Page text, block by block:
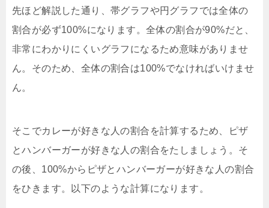
先ほど解説した通り、帯グラフや円グラフでは全体の
割合が必ず100%になります。全体の割合が90%だと、
非常にわかりにくいグラフになるため意味がありませ
ん。そのため、全体の割合は100%でなければいけませ
ん。
そこでカレーが好きな人の割合を計算するため、ピザ
とハンバーガーが好きな人の割合をたしましょう。そ
の後、100%からピザとハンバーガーが好きな人の割合
をひきます。以下のような計算になります。